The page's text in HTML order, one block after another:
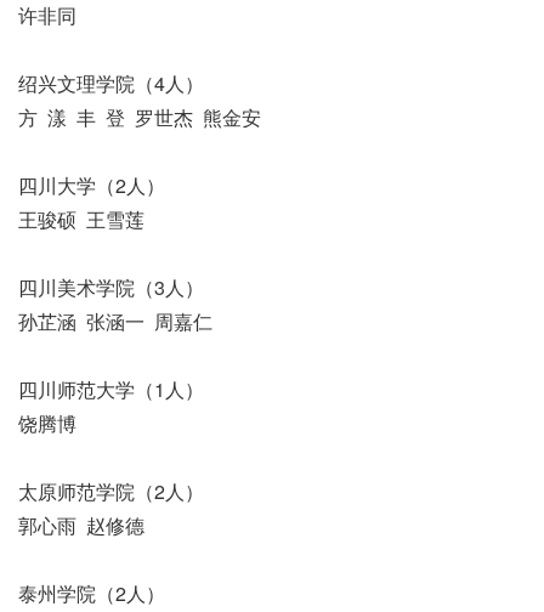
许非同
绍兴文理学院（4人）
方 漾 丰 登 罗世杰 熊金安
四川大学（2人）
王骏硕 王雪莲
四川美术学院（3人）
孙芷涵 张涵一 周嘉仁
四川师范大学（1人）
饶腾博
太原师范学院（2人）
郭心雨 赵修德
泰州学院（2人）